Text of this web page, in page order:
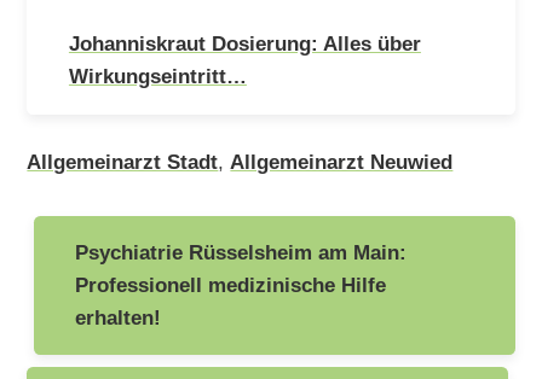
Johanniskraut Dosierung: Alles über
Wirkungseintritt…
Allgemeinarzt Stadt, Allgemeinarzt Neuwied
Beitragsnavigation
Psychiatrie Rüsselsheim am Main:
Professionell medizinische Hilfe
erhalten!